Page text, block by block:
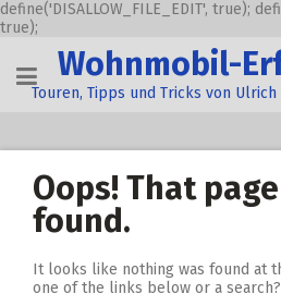
define('DISALLOW_FILE_EDIT', true);
true);
content
Wohnmobil-
Touren, Tipps und Tricks von
Oops! That
found.
It looks like nothing was found at
one of the links below or a search?